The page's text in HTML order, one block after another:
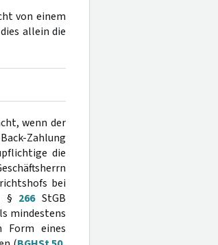
von einem
allein die
wenn der
Zahlung
die
bei
§ 266StGB
mindestens
Form eines